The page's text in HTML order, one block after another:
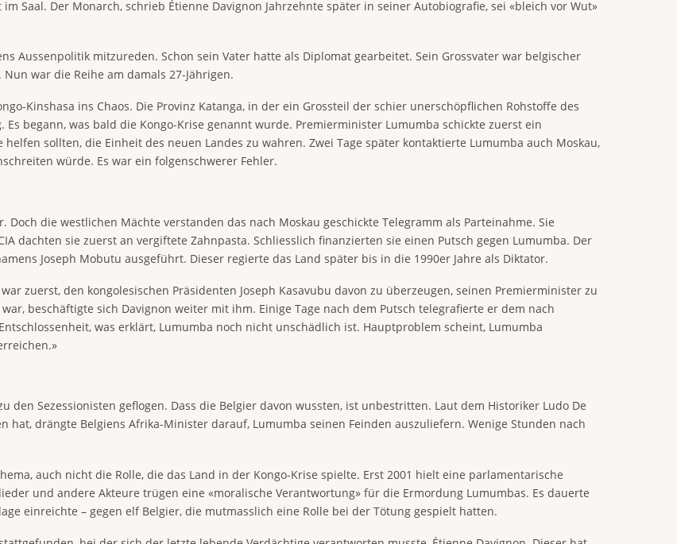
Saal. Der Monarch, schrieb Étienne Davignon Jahrzehnte später in seiner Autobiografie, sei «bleich vor Wut»
Aussenpolitik mitzureden. Schon sein Vater hatte als Diplomat gearbeitet. Sein Grossvater war belgischer
war die Reihe am damals 27-Jährigen.
Kinshasa ins Chaos. Die Provinz Katanga, in der ein Grossteil der schier unerschöpflichen Rohstoffe des
begann, was bald die Kongo-Krise genannt wurde. Premierminister Lumumba schickte zuerst ein
sollten, die Einheit des neuen Landes zu wahren. Zwei Tage später kontaktierte Lumumba auch Moskau,
würde. Es war ein folgenschwerer Fehler.
die westlichen Mächte verstanden das nach Moskau geschickte Telegramm als Parteinahme. Sie
dachten sie zuerst an vergiftete Zahnpasta. Schliesslich finanzierten sie einen Putsch gegen Lumumba. Der
Joseph Mobutu ausgeführt. Dieser regierte das Land später bis in die 1990er Jahre als Diktator.
zuerst, den kongolesischen Präsidenten Joseph Kasavubu davon zu überzeugen, seinen Premierminister zu
beschäftigte sich Davignon weiter mit ihm. Einige Tage nach dem Putsch telegrafierte er dem nach
was erklärt, Lumumba noch nicht unschädlich ist. Hauptproblem scheint, Lumumba
den Sezessionisten geflogen. Dass die Belgier davon wussten, ist unbestritten. Laut dem Historiker Ludo De
hat, drängte Belgiens Afrika-Minister darauf, Lumumba seinen Feinden auszuliefern. Wenige Stunden nach
auch nicht die Rolle, die das Land in der Kongo-Krise spielte. Erst 2001 hielt eine parlamentarische
und andere Akteure trügen eine «moralische Verantwortung» für die Ermordung Lumumbas. Es dauerte
einreichte – gegen elf Belgier, die mutmasslich eine Rolle bei der Tötung gespielt hatten.